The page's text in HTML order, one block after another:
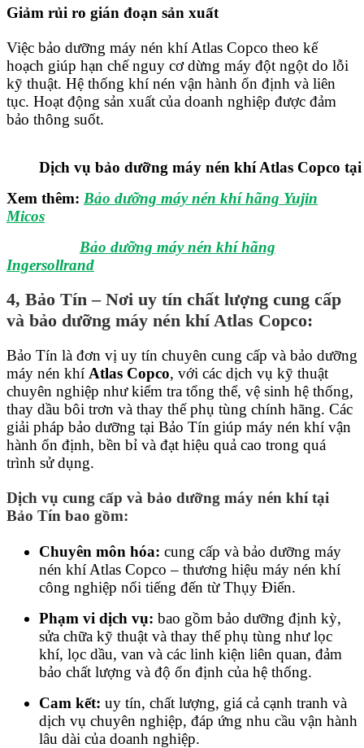
Giảm rủi ro gián đoạn sản xuất
Việc bảo dưỡng máy nén khí Atlas Copco theo kế
hoạch giúp hạn chế nguy cơ dừng máy đột ngột do lỗi
kỹ thuật. Hệ thống khí nén vận hành ổn định và liên
tục. Hoạt động sản xuất của doanh nghiệp được đảm
bảo thông suốt.
Dịch vụ bảo dưỡng máy nén khí Atlas Copco
Xem thêm: Bảo dưỡng máy nén khí hãng Yujin
Micos
Bảo dưỡng máy nén khí hãng
Ingersollrand
4, Bảo Tín – Nơi uy tín chất lượng cung cấp
và bảo dưỡng máy nén khí Atlas Copco:
Bảo Tín là đơn vị uy tín chuyên cung cấp và bảo dưỡng
máy nén khí Atlas Copco, với các dịch vụ kỹ thuật
chuyên nghiệp như kiểm tra tổng thể, vệ sinh hệ thống,
thay dầu bôi trơn và thay thế phụ tùng chính hãng. Các
giải pháp bảo dưỡng tại Bảo Tín giúp máy nén khí vận
hành ổn định, bền bỉ và đạt hiệu quả cao trong quá
trình sử dụng.
Dịch vụ cung cấp và bảo dưỡng máy nén khí tại
Bảo Tín bao gồm:
Chuyên môn hóa: cung cấp và bảo dưỡng máy
nén khí Atlas Copco – thương hiệu máy nén khí
công nghiệp nổi tiếng đến từ Thụy Điển.
Phạm vi dịch vụ: bao gồm bảo dưỡng định kỳ,
sửa chữa kỹ thuật và thay thế phụ tùng như lọc
khí, lọc dầu, van và các linh kiện liên quan, đảm
bảo chất lượng và độ ổn định của hệ thống.
Cam kết: uy tín, chất lượng, giá cả cạnh tranh và
dịch vụ chuyên nghiệp, đáp ứng nhu cầu vận hành
lâu dài của doanh nghiệp.